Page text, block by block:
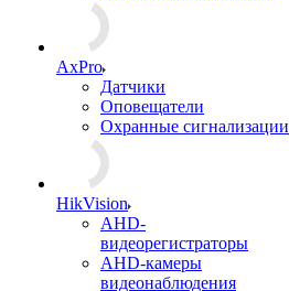
AxPro
Датчики
Оповещатели
Охранные сигнализации
HikVision
AHD-
видеорегистраторы
AHD-камеры
видеонаблюдения